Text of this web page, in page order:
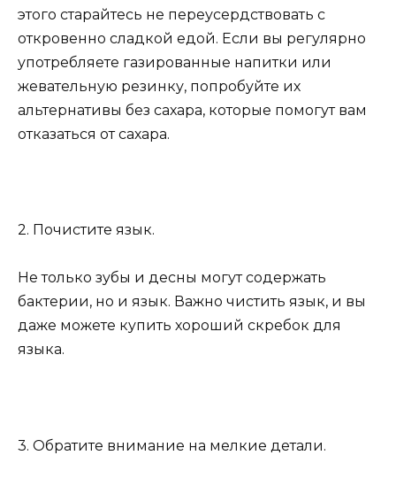
этого старайтесь не переусердствовать с
откровенно сладкой едой. Если вы регулярно
употребляете газированные напитки или
жевательную резинку, попробуйте их
альтернативы без сахара, которые помогут вам
отказаться от сахара.
2. Почистите язык.
Не только зубы и десны могут содержать
бактерии, но и язык. Важно чистить язык, и вы
даже можете купить хороший скребок для
языка.
3. Обратите внимание на мелкие детали.